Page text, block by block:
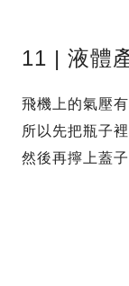
11 | 液體
飛機上的氣壓
所以先把瓶子
然後再擰上蓋子